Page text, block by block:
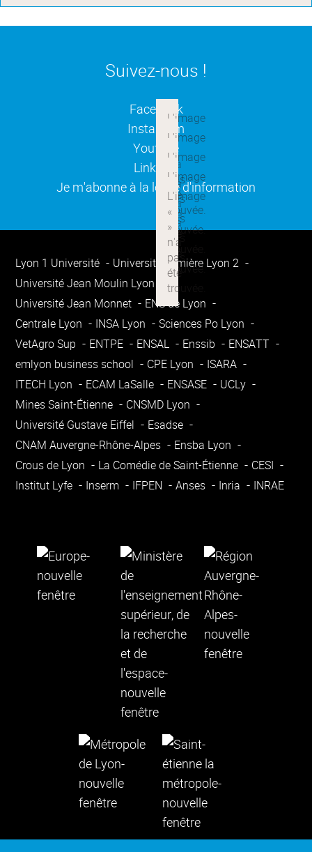
Suivez-nous !
Facebook(ouverture dans une
Instagram(ouverture dans une
Youtube(ouverture dans une
Linkedin
(ouverture dans une
Je m'abonne à la lettre d'information
(ouverture dans une
Lyon 1 Université
Université Lumière Lyon 2
Université Jean Moulin Lyon 3
Université Jean Monnet
ENS de Lyon
Centrale Lyon
INSA Lyon
Sciences Po Lyon
VetAgro Sup
ENTPE ENSAL Enssib
ENSATT
emlyon business school
CPE Lyon
ISARA
ITECH Lyon
ECAM LaSalle ENSASE
UCLy
Mines Saint-Étienne
CNSMD Lyon
Université Gustave Eiffel
Esadse
CNAM Auvergne-Rhône-Alpes
Ensba Lyon
Crous de Lyon
La Comédie de Saint-Étienne
CESI
Institut Lyfe
Inserm IFPEN Anses Inria INRAE